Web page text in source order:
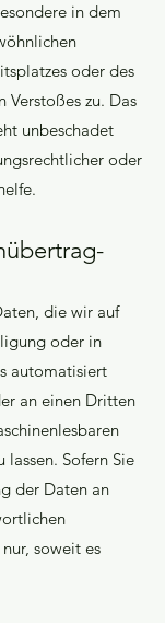
in dem
oder des
zu. Das
unbeschadet
oder
die wir auf
oder in
automatisiert
an einen Dritten
lassen. Sofern Sie
der Daten an
soweit es